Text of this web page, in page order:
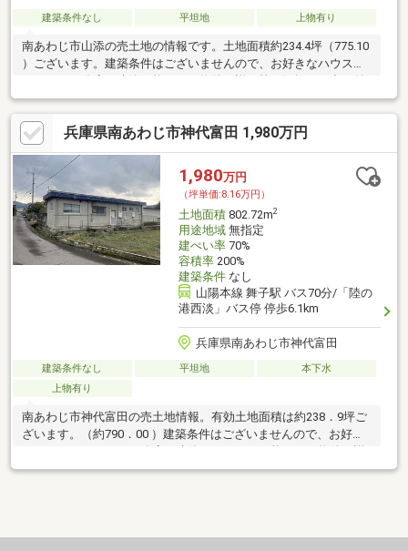
建築条件なし 平坦地 上物有り
南あわじ市山添の売土地の情報です。土地面積約234.4坪（775.10
）ございます。建築条件はございませんので、お好きなハウスメ
けください。
兵庫県南あわじ市神代富田 1,980万円
1,980万円
（坪単価:8.16万円）
土地面積802.72m2
用途地域無指定
建ぺい率70%
容積率200%
建築条件なし
山陽本線 舞子駅 バス70分/「陸の
港西淡」バス停 停歩6.1km
兵庫県南あわじ市神代富田
建築条件なし 平坦地
本下水
上物有り
南あわじ市神代富田の売土地情報。有効土地面積は約238．9坪ご
ざいます。（約790．00 ）建築条件はございませんので、お好き
細等お気軽にお申